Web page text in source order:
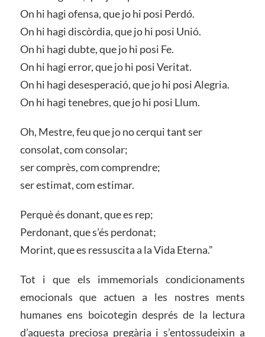
On hi hagi ofensa, que jo hi posi Perdó.
On hi hagi discòrdia, que jo hi posi Unió.
On hi hagi dubte, que jo hi posi Fe.
On hi hagi error, que jo hi posi Veritat.
On hi hagi desesperació, que jo hi posi Alegria.
On hi hagi tenebres, que jo hi posi Llum.
Oh, Mestre, feu que jo no cerqui tant ser
consolat, com consolar;
ser comprès, com comprendre;
ser estimat, com estimar.
Perquè és donant, que es rep;
Perdonant, que s’és perdonat;
Morint, que es ressuscita a la Vida Eterna.”
Tot i que els immemorials condicionaments
emocionals que actuen a les nostres ments
humanes ens boicotegin després de la lectura
d’aquesta preciosa pregària i s’entossudeixin a